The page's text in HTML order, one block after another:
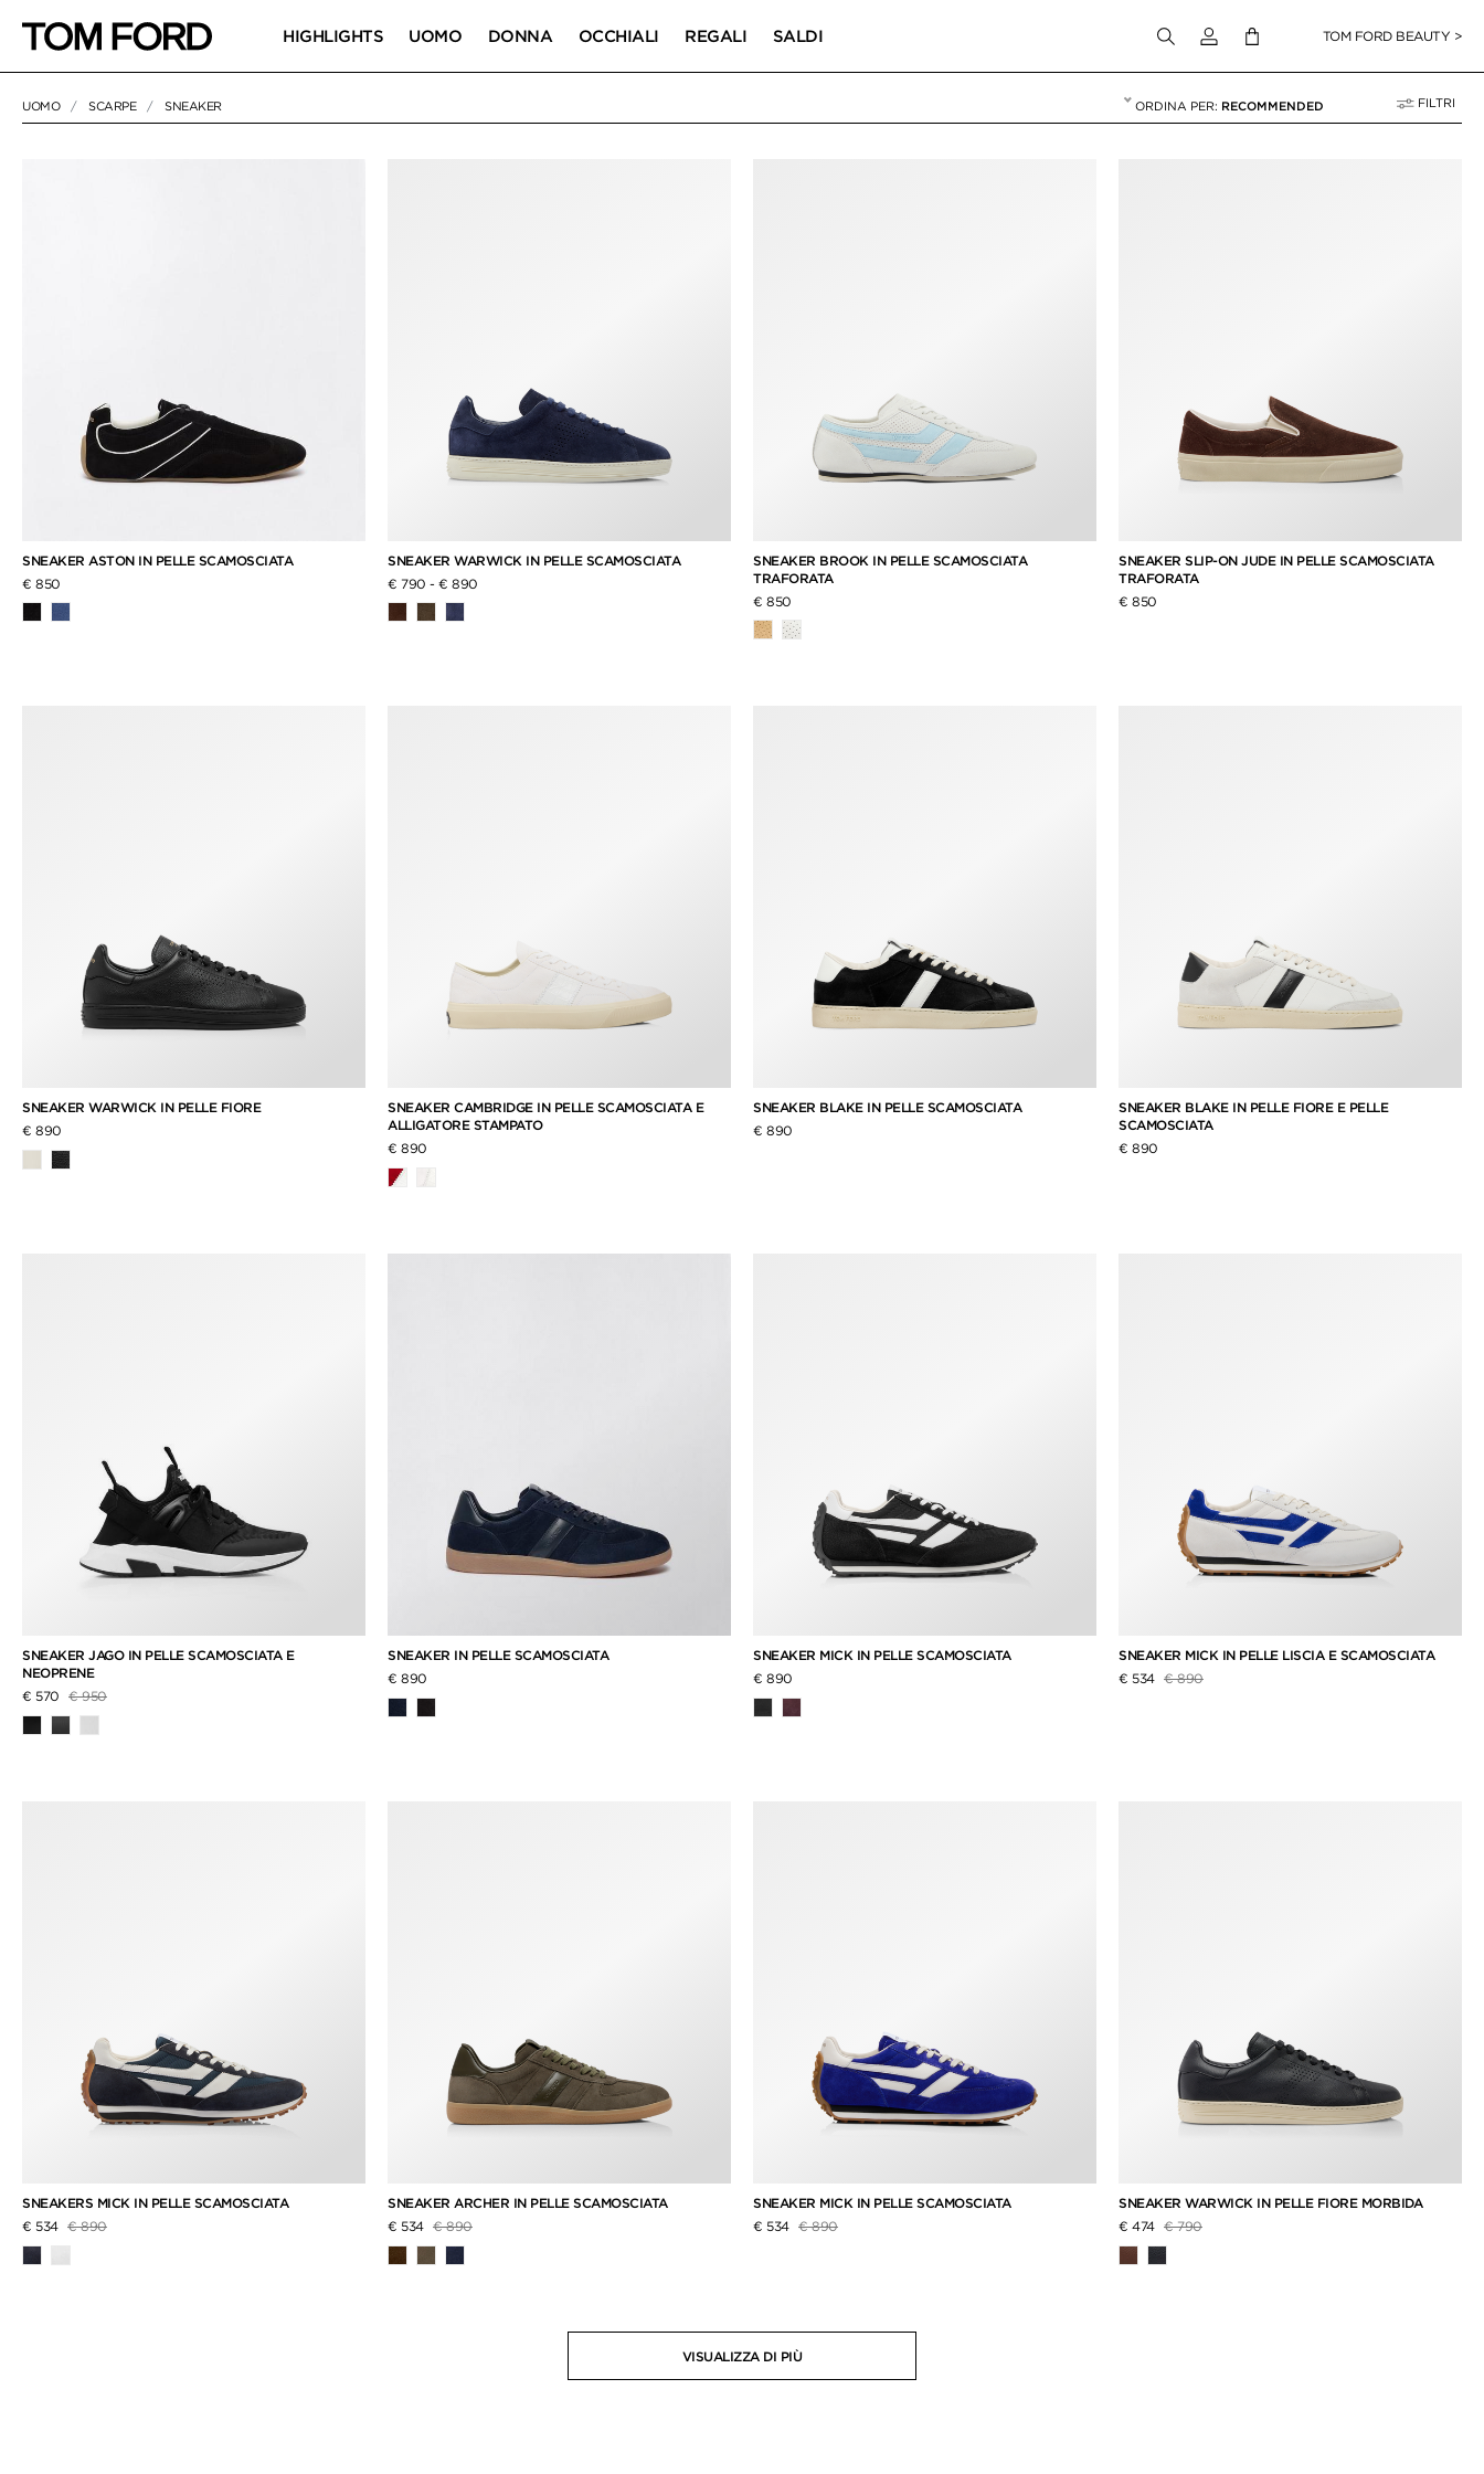
HIGHLIGHTS UOMO DONNA OCCHIALI REGALI SALDI Accedi al tuo accountTOM FORD BEAUTY >
UOMO SCARPE SNEAKER RECOMMENDED FILTRI
21 RESULTS FOR> "SNEAKER"
SNEAKER ASTON IN PELLE SCAMOSCIATA
€ 850
SNEAKER WARWICK IN PELLE SCAMOSCIATA
€ 790 - € 890
SNEAKER BROOK IN PELLE SCAMOSCIATA
TRAFORATA
€ 850
SNEAKER SLIP-ON JUDE IN PELLE SCAMOSCIATA
TRAFORATA
€ 850
SNEAKER WARWICK IN PELLE FIORE
€ 890
SNEAKER CAMBRIDGE IN PELLE SCAMOSCIATA E
ALLIGATORE STAMPATO
€ 890
SNEAKER BLAKE IN PELLE SCAMOSCIATA
€ 890
SNEAKER BLAKE IN PELLE FIORE E PELLE
SCAMOSCIATA
€ 890
SNEAKER JAGO IN PELLE SCAMOSCIATA E
NEOPRENE
€ 570 Prezzo ridotto da
€ 950a
SNEAKER IN PELLE SCAMOSCIATA
€ 890
SNEAKER MICK IN PELLE SCAMOSCIATA
€ 890
SNEAKER MICK IN PELLE LISCIA E SCAMOSCIATA
€ 534 Prezzo ridotto da
€ 890a
SNEAKERS MICK IN PELLE SCAMOSCIATA
€ 534 Prezzo ridotto da
€ 890a
SNEAKER ARCHER IN PELLE SCAMOSCIATA
€ 534 Prezzo ridotto da
€ 890a
SNEAKER MICK IN PELLE SCAMOSCIATA
€ 534 Prezzo ridotto da
€ 890a
SNEAKER WARWICK IN PELLE FIORE MORBIDA
€ 474 Prezzo ridotto da
€ 790a
VISUALIZZA DI PIÙ